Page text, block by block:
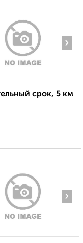
›
срок, 5 км
›